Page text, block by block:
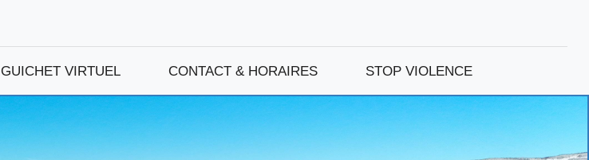
GUICHET VIRTUEL CONTACT & HORAIRES STOP VIOLENCE